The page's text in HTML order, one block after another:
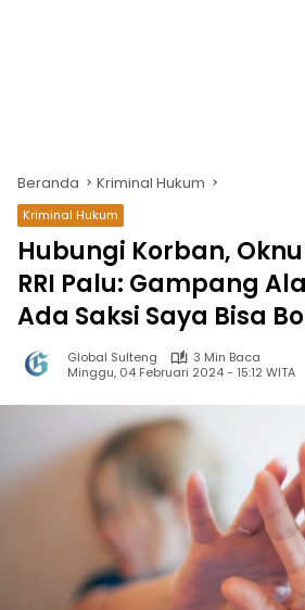
Beranda Kriminal Hukum
Kriminal Hukum
Hubungi Korban,
RRI Palu: Gampang
Ada Saksi Saya Bisa
Global Sulteng
3 Min Baca
Minggu, 04 Februari 2024 - 15:12 WITA